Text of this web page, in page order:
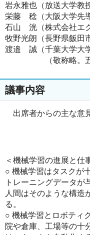
岩永雅也（放送大学教
栄藤 稔（大阪大学先
石山 洸（株式会社エ
牧野光朗（長野県飯田
渡邉 誠（千葉大学大
（敬称略。五十
議事内容
出席者からの主な意
＜機械学習の進展と仕
○ 機械学習はタスクが
トレーニングデータ
人間はそのような構造
る。
○ 機械学習とロボティ
院や倉庫、工場等の十